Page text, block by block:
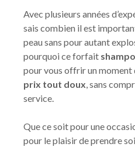
Avec plusieurs années
sais combien il est
peau sans pour autant
pourquoi ce forfait
pour vous offrir un moment
prix tout doux, sans
service.
Que ce soit pour une
pour le plaisir de prendre